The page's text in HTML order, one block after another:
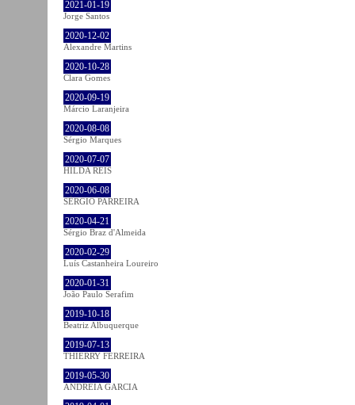
2021-01-19
Jorge Santos
2020-12-02
Alexandre Martins
2020-10-28
Clara Gomes
2020-09-19
Márcio Laranjeira
2020-08-08
Sérgio Marques
2020-07-07
HILDA REIS
2020-06-08
SÉRGIO PARREIRA
2020-04-21
Sérgio Braz d'Almeida
2020-02-29
Luís Castanheira Loureiro
2020-01-31
João Paulo Serafim
2019-10-18
Beatriz Albuquerque
2019-07-13
THIERRY FERREIRA
2019-05-30
ANDREIA GARCIA